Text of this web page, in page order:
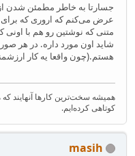
جسارتا به خاطر مطمئن شدن
عرض می‌کنم که اروری که
متنی که نوشتین رو هم با
شاید اون مورد داره. در هر
هستم.(چون واقعا یه کار
همیشه سخت‌ترین کارها آنهایند که
کوتاهی کرده‌ایم.
masih